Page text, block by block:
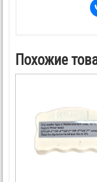
Похожие